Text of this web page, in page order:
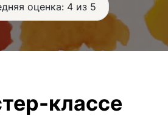
оценка: 4 из 5
классе